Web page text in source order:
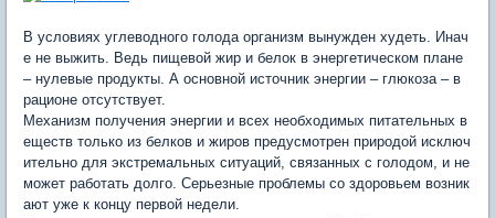
В условиях углеводного голода организм вынужден худеть. Инач
е не выжить. Ведь пищевой жир и белок в энергетическом плане
– нулевые продукты. А основной источник энергии – глюкоза – в
рационе отсутствует.
Механизм получения энергии и всех необходимых питательных в
еществ только из белков и жиров предусмотрен природой исключ
ительно для экстремальных ситуаций, связанных с голодом, и не
может работать долго. Серьезные проблемы со здоровьем возник
ают уже к концу первой недели.